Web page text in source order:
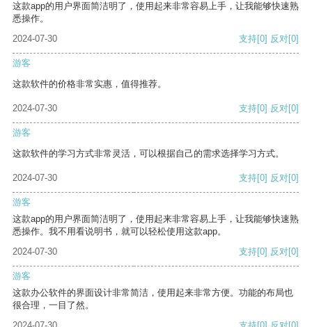
这款app的用户界面简洁明了，使用起来非常容易上手，让我能够快速熟
悉操作。
2024-07-30
支持[0] 反对[0]
游客
这款软件的价格非常实惠，值得推荐。
2024-07-30 支持[0] 反对[0]
游客
这款软件的学习方式非常灵活，可以根据自己的需求选择学习方式。
2024-07-30 支持[0] 反对[0]
游客
这款app的用户界面简洁明了，使用起来非常容易上手，让我能够快速熟
悉操作。我不用看说明书，就可以轻松使用这款app。
2024-07-30
支持[0] 反对[0]
游客
这款办公软件的界面设计非常简洁，使用起来非常方便。功能的布局也
很合理，一目了然。